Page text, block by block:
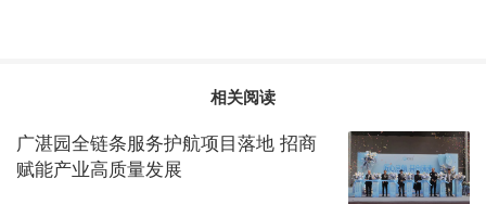
相关阅读
广湛园全链条服务护航项目落地 招商
赋能产业高质量发展